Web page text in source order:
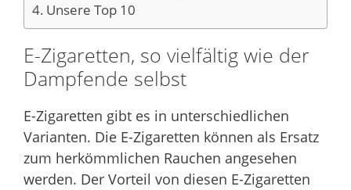
Unsere Top 10
E-Zigaretten, so vielfältig wie der
Dampfende selbst
E-Zigaretten gibt es in unterschiedlichen
Varianten. Die E-Zigaretten können als Ersatz
zum herkömmlichen Rauchen angesehen
werden. Der Vorteil von diesen E-Zigaretten